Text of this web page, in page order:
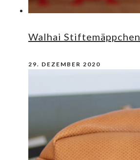
Walhai Stiftemäppchen
29. DEZEMBER 2020